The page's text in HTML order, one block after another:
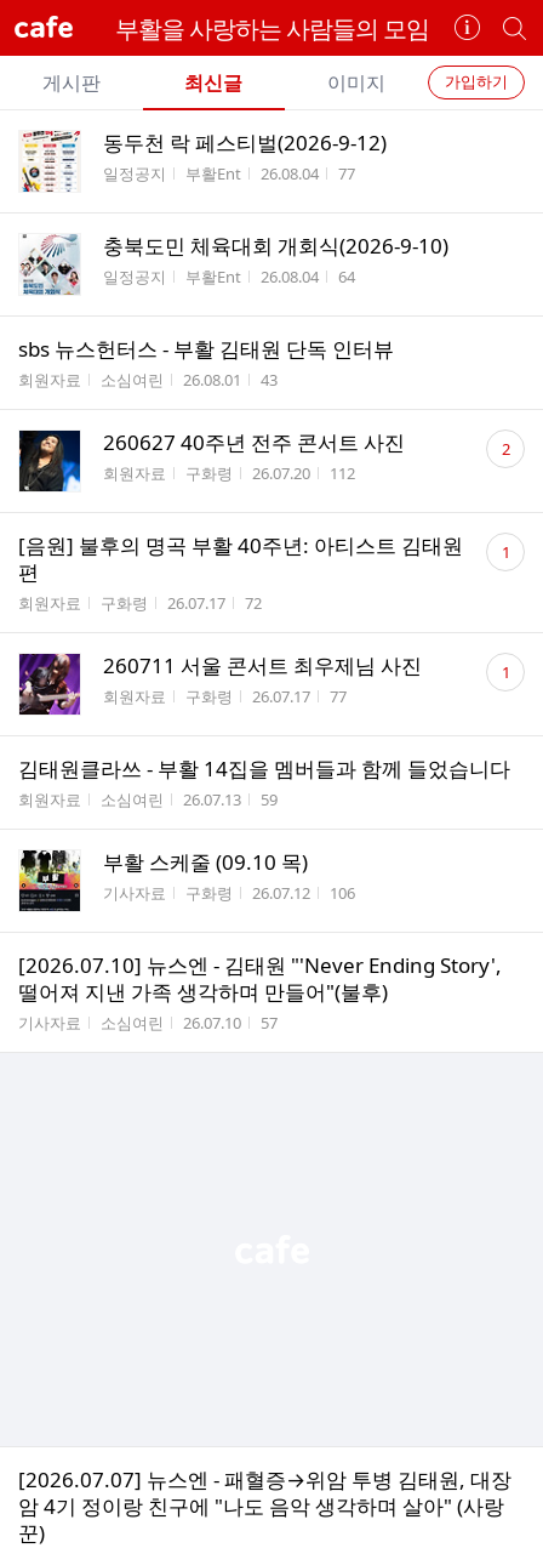
cafe 부활을 사랑하는 사람들의 모임
카
페
정
보
개
별
카
페
AUG
9
e
w
222
내
원
하
기
카
페
메
뉴
가입하기
게시판 최신글 이미지
전
체
글
리
동두천 락 페스티벌(2026-9-12)
게시판명
일정공지 작성자
부활Ent 작성시간
26.08.04 조회수
77
충북도민 체육대회 개회식(2026-9-10)
게시판명
일정공지 작성자
부활Ent 작성시간
26.08.04 조회수
64
sbs 뉴스헌터스 - 부활 김태원 단독 인터뷰
게시판명
회원자료 작성자
소심여린 작성시간
26.08.01 조회수
43
260627 40주년 전주 콘서트 사진
게시판명
회원자료 작성자
구화령 작성시간
26.07.20 조회수
112
댓
글 2
[음원] 불후의 명곡 부활 40주년: 아티스트 김태원
편
게시판명
회원자료 작성자
구화령 작성시간
26.07.17 조회수
72
댓
글 1
260711 서울 콘서트 최우제님 사진
게시판명
회원자료 작성자
구화령 작성시간
26.07.17 조회수
77
댓
글 1
김태원클라쓰 - 부활 14집을 멤버들과 함께 들었습니다
게시판명
회원자료 작성자
소심여린 작성시간
26.07.13 조회수
59
부활 스케줄 (09.10 목)
게시판명
기사자료 작성자
구화령 작성시간
26.07.12 조회수
106
[2026.07.10] 뉴스엔 - 김태원 "'Never Ending Story',
떨어져 지낸 가족 생각하며 만들어"(불후)
게시판명
기사자료 작성자
소심여린 작성시간
26.07.10 조회수
57
[2026.07.07] 뉴스엔 - 패혈증→위암 투병 김태원, 대장
암 4기 정이랑 친구에 "나도 음악 생각하며 살아" (사랑
꾼)